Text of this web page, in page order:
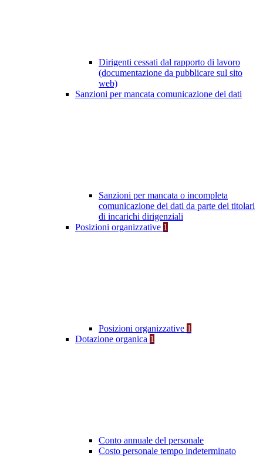
Dirigenti cessati dal rapporto di lavoro
(documentazione da pubblicare sul sito
web)
Sanzioni per mancata comunicazione dei dati
Sanzioni per mancata o incompleta
comunicazione dei dati da parte dei titolari
di incarichi dirigenziali
Posizioni organizzative 1
Posizioni organizzative 1
Dotazione organica 1
Conto annuale del personale
Costo personale tempo indeterminato